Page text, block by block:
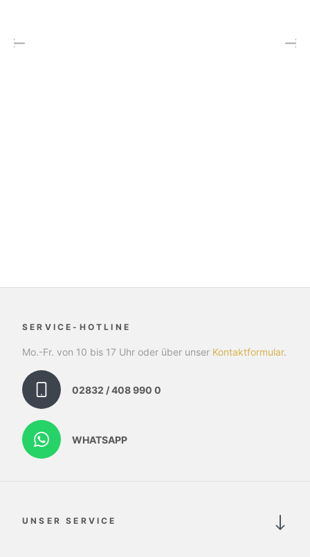
SERVICE-HOTLINE
Mo.-Fr. von 10 bis 17 Uhr oder über unser Kontaktformular.
02832 / 408 990 0
WHATSAPP
UNSER SERVICE